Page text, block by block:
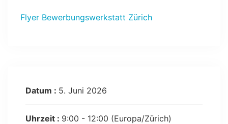
Flyer Bewerbungswerkstatt Zürich
Datum : 5. Juni 2026
Uhrzeit : 9:00 - 12:00 (Europa/Zürich)